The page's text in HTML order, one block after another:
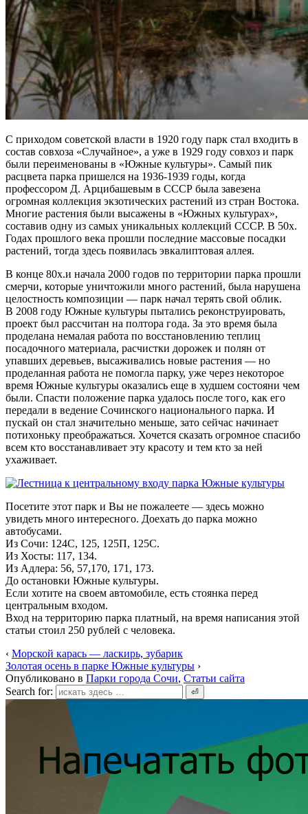
С приходом советской власти в 1920 году парк стал входить в
состав совхоза «Случайное», а уже в 1929 году совхоз и парк
были переименованы в «Южные культуры». Самый пик
расцвета парка пришелся на 1936-1939 годы, когда
профессором Д. Арцибашевым в СССР была завезена
огромная коллекция экзотических растений из стран Востока.
Многие растения были высажены в «Южных культурах»,
составив одну из самых уникальных коллекций СССР. В 50х.
Годах прошлого века прошли последние массовые посадки
растений, тогда здесь появилась эвкалиптовая аллея.
В конце 80х.и начала 2000 годов по территории парка прошли
смерчи, которые уничтожили много растений, была нарушена
целостность композиции — парк начал терять свой облик.
В 2008 году Южные культуры пытались реконструировать,
проект был рассчитан на полтора года. За это время была
проделана немалая работа по восстановлению теплиц
посадочного материала, расчистки дорожек и полян от
упавших деревьев, высаживались новые растения — но
проделанная работа не помогла парку, уже через некоторое
время Южные культуры оказались еще в худшем состояни чем
были. Спасти положение парка удалось после того, как его
передали в ведение Сочинского национального парка. И
пускай он стал значительно меньше, зато сейчас начинает
потихоньку преображаться. Хочется сказать огромное спасибо
всем кто восстанавливает эту красоту и тем кто за ней
ухаживает.
Посетите этот парк и Вы не пожалеете — здесь можно
увидеть много интересного. Доехать до парка можно
автобусами.
Из Сочи: 124С, 125, 125П, 125С.
Из Хосты: 117, 134.
Из Адлера: 56, 57,170, 171, 173.
До остановки Южные культуры.
Если хотите на своем автомобиле, есть стоянка перед
центральным входом.
Вход на территорию парка платный, на время написания этой
статьи стоил 250 рублей с человека.
‹ Морской карась — ласкирь, зубарик
Золотая осень в парке Южные культуры ›
Опубликовано в Парки города Сочи, Статьи сайта
Search for: